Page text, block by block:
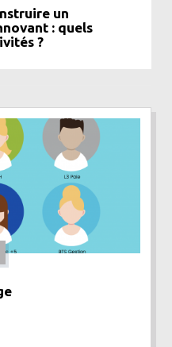
un
: quels
?